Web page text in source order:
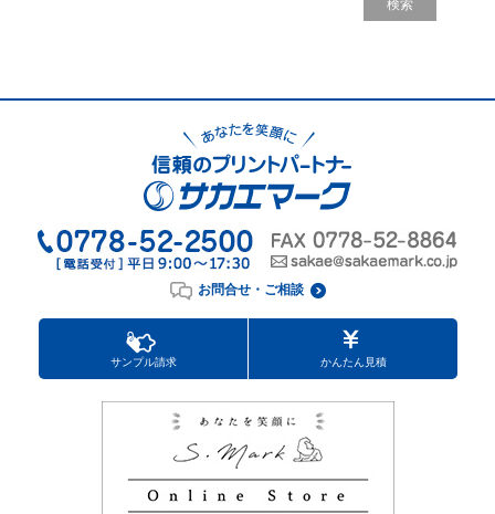
お問合せ・ご相談
サンプル請求 かんたん見積